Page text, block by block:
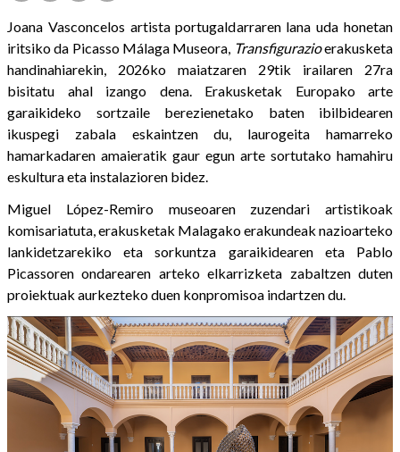
Joana Vasconcelos artista portugaldarraren lana uda honetan
iritsiko da Picasso Málaga Museora, Transfigurazioerakusketa
handinahiarekin, 2026ko maiatzaren 29tik irailaren 27ra
bisitatu ahal izango dena. Erakusketak Europako arte
garaikideko sortzaile berezienetako baten ibilbidearen
ikuspegi zabala eskaintzen du, laurogeita hamarreko
hamarkadaren amaieratik gaur egun arte sortutako hamahiru
eskultura eta instalazioren bidez.
Miguel López-Remiro museoaren zuzendari artistikoak
komisariatuta, erakusketak Malagako erakundeak nazioarteko
lankidetzarekiko eta sorkuntza garaikidearen eta Pablo
Picassoren ondarearen arteko elkarrizketa zabaltzen duten
proiektuak aurkezteko duen konpromisoa indartzen du.